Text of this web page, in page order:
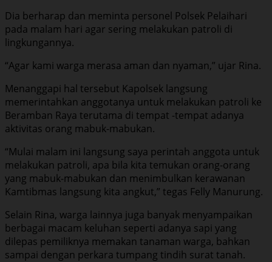
Dia berharap dan meminta personel Polsek Pelaihari
pada malam hari agar sering melakukan patroli di
lingkungannya.
“Agar kami warga merasa aman dan nyaman,” ujar Rina.
Menanggapi hal tersebut Kapolsek langsung
memerintahkan anggotanya untuk melakukan patroli ke
Beramban Raya terutama di tempat -tempat adanya
aktivitas orang mabuk-mabukan.
“Mulai malam ini langsung saya perintah anggota untuk
melakukan patroli, apa bila kita temukan orang-orang
yang mabuk-mabukan dan menimbulkan kerawanan
Kamtibmas langsung kita angkut,” tegas Felly Manurung.
Selain Rina, warga lainnya juga banyak menyampaikan
berbagai macam keluhan seperti adanya sapi yang
dilepas pemiliknya memakan tanaman warga, bahkan
sampai dengan perkara tumpang tindih surat tanah.